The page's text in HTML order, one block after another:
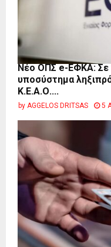
Νέο ΟΠΣ e-ΕΦΚΑ: Σε
υποσύστημα
Κ.Ε.Α.Ο....
by AGGELOS DRITSAS 5